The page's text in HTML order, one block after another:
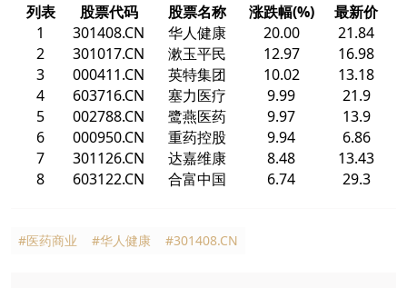
列表
股票代码 股票名称 涨跌幅(%)
最新价
1
301408.CN 华人健康 20.00
21.84
2
301017.CN 漱玉平民 12.97
16.98
3
000411.CN 英特集团 10.02
13.18
4
603716.CN 塞力医疗 9.99
21.9
5
002788.CN 鹭燕医药 9.97
13.9
6
000950.CN 重药控股 9.94
6.86
7
301126.CN 达嘉维康 8.48
13.43
8
603122.CN 合富中国 6.74 29.3
#医药商业 #华人健康 #301408.CN